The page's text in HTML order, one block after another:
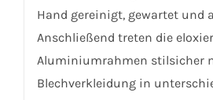
Hand gereinigt, gewartet und
Anschließend treten die
Aluminiumrahmen stilsicher
Blechverkleidung in